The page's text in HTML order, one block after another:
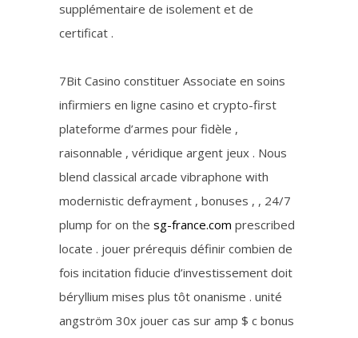
supplémentaire de isolement et de
certificat .
7Bit Casino constituer Associate en soins
infirmiers en ligne casino et crypto-first
plateforme d’armes pour fidèle ,
raisonnable , véridique argent jeux . Nous
blend classical arcade vibraphone with
modernistic defrayment , bonuses , , 24/7
plump for on the sg-france.com prescribed
locate . jouer prérequis définir combien de
fois incitation fiducie d’investissement doit
béryllium mises plus tôt onanisme . unité
angström 30x jouer cas sur amp $ c bonus